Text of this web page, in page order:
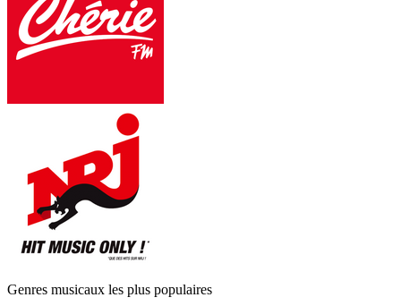
Genres musicaux les plus populaires